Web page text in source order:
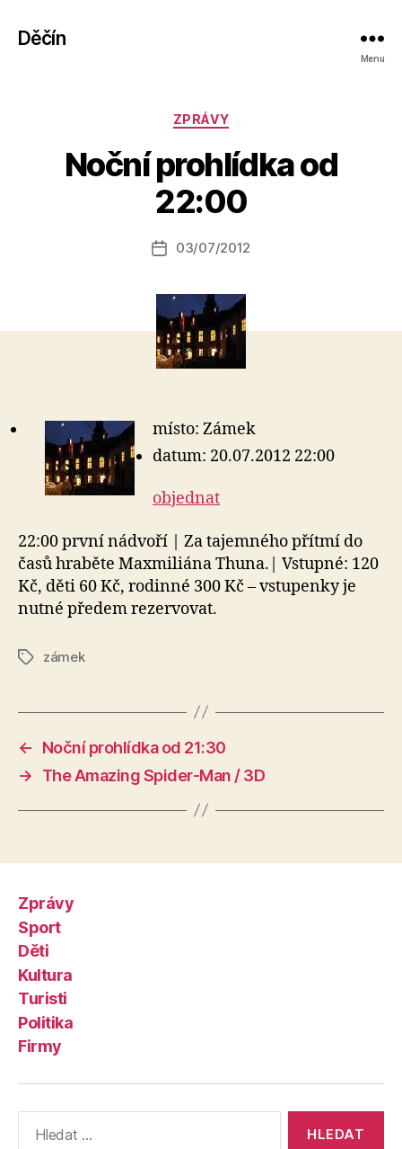
Děčín
Menu
Rubriky
ZPRÁVY
Noční prohlídka od
22:00
Autor
příspěvku
A
u
t
o
a
s
o
Datum
03/07/2012
místo: Zámek
datum: 20.07.2012 22:00
objednat
22:00 první nádvoří | Za tajemného přítmí do
časů hraběte Maxmiliána Thuna.| Vstupné: 120
Kč, děti 60 Kč, rodinné 300 Kč – vstupenky je
nutné předem rezervovat.
Štítkyzámek
←
Noční prohlídka od 21:30
→
The Amazing Spider-Man / 3D
Zprávy
Sport
Děti
Kultura
Turisti
Politika
Firmy
vyhledávání: